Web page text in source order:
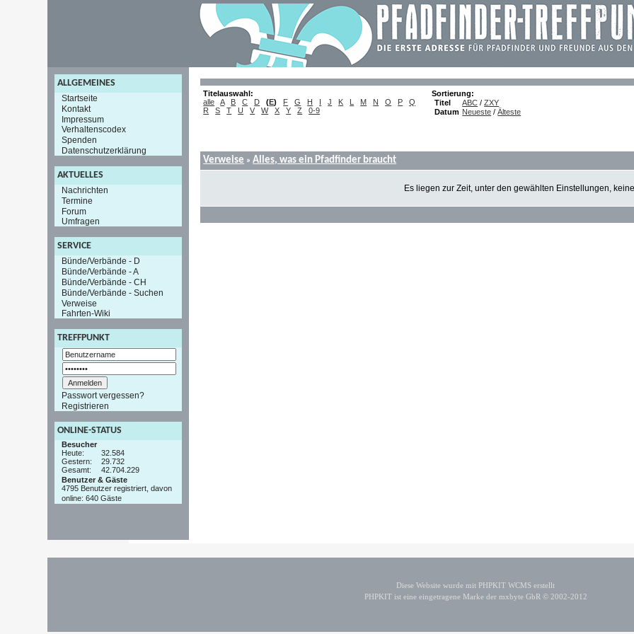
ALLGEMEINES
Startseite
Kontakt
Impressum
Verhaltenscodex
Spenden
Datenschutzerklärung
AKTUELLES
Nachrichten
Termine
Forum
Umfragen
SERVICE
Bünde/Verbände - D
Bünde/Verbände - A
Bünde/Verbände - CH
Bünde/Verbände - Suchen
Verweise
Fahrten-Wiki
TREFFPUNKT
Passwort vergessen?
Registrieren
ONLINE-STATUS
Besucher
Heute:
32.584
Gestern:
29.732
Gesamt:
42.704.229
Benutzer & Gäste
4795 Benutzer registriert, davon
online: 640 Gäste
Titelauswahl:
alle
A B C D (E) F G H I J K L M N O P
Q
R
S T U V W X Y Z 0-9
Sortierung:
Titel
ABC /ZXY
Datum Neueste /Älteste
Verweise »Alles, was ein Pfadfinder braucht
Es liegen zur Zeit, unter den gewählten Einstellungen,
Diese Website wurde mit PHPKIT WCMS erstellt
PHPKIT ist eine eingetragene Marke der mxbyte GbR © 2002-2012